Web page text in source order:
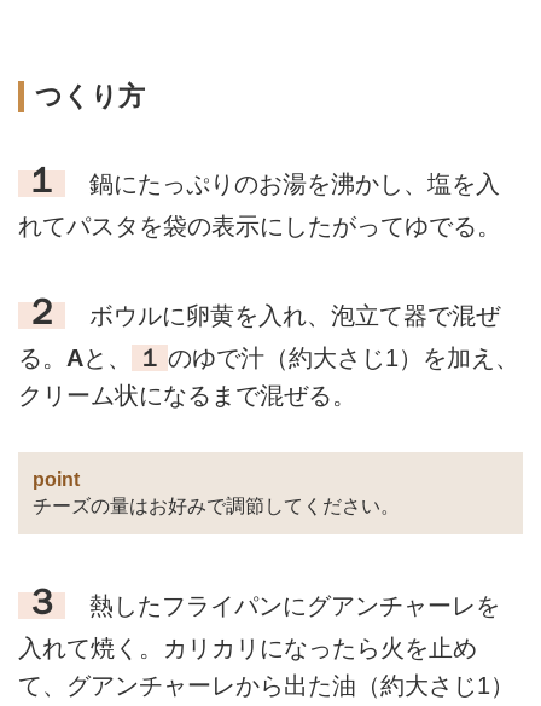
つくり方
１
鍋にたっぷりのお湯を沸かし、塩を入
れてパスタを袋の表示にしたがってゆでる。
２
ボウルに卵黄を入れ、泡立て器で混ぜ
る。 Aと、 １ のゆで汁（約大さじ1）を加え、
クリーム状になるまで混ぜる。
point
チーズの量はお好みで調節してください。
３
熱したフライパンにグアンチャーレを
入れて焼く。カリカリになったら火を止め
て、グアンチャーレから出た油（約大さじ1）